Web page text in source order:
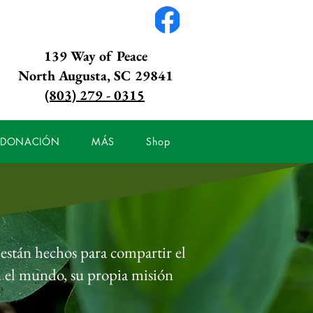
139 Way of Peace
North Augusta, SC 29841
(803) 279 - 0315
DONACIÓN MÁS Shop
hechos para compartir el
el mundo, su propia misión